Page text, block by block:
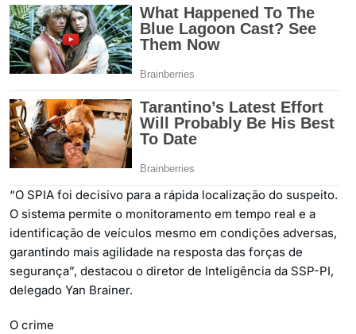
“O SPIA foi decisivo para a rápida localização do suspeito.
O sistema permite o monitoramento em tempo real e a
identificação de veículos mesmo em condições adversas,
garantindo mais agilidade na resposta das forças de
segurança”, destacou o diretor de Inteligência da SSP-PI,
delegado Yan Brainer.
O crime